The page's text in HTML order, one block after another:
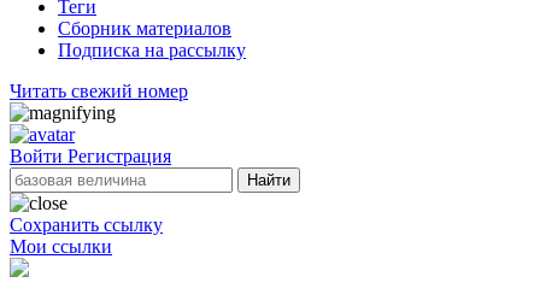
Теги
Сборник материалов
Подписка на рассылку
Читать свежий номер
Войти Регистрация
Найти
Сохранить ссылку
Мои ссылки